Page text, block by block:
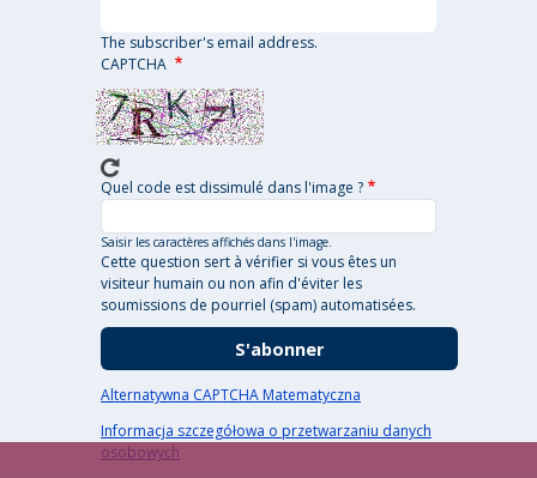
The subscriber's email address.
CAPTCHA
Quel code est dissimulé dans l'image ?
Saisir les caractères affichés dans l'image.
Cette question sert à vérifier si vous êtes un
visiteur humain ou non afin d'éviter les
soumissions de pourriel (spam) automatisées.
Alternatywna CAPTCHA Matematyczna
Informacja szczegółowa o przetwarzaniu danych
osobowych